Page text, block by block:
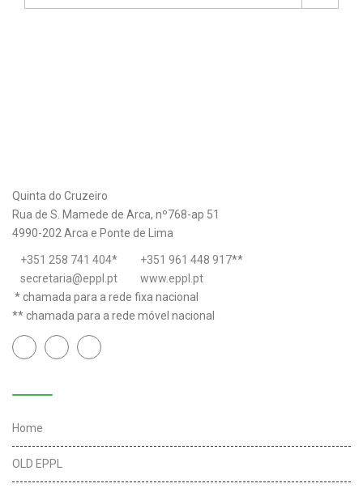
Quinta do Cruzeiro
Rua de S. Mamede de Arca, nº768-ap 51
4990-202 Arca e Ponte de Lima
+351 258 741 404* +351 961 448 917**
secretaria@eppl.pt
www.eppl.pt
* chamada para a rede fixa nacional
** chamada para a rede móvel nacional
Home
OLD EPPL